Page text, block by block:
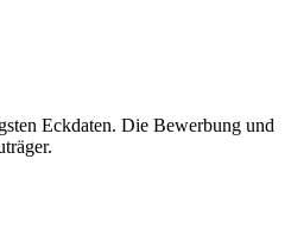
Eckdaten. Die Bewerbung und